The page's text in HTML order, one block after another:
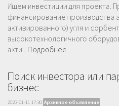
Ищем инвестиции для проекта.
финансирование производства
активированного) угля и
высокотехнологичного
акти... Подробнее…
Поиск инвестора или
бизнес
2023-01-11 17:30 Архивное объявление